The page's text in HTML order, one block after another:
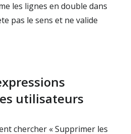
les lignes en double dans
pas le sens et ne valide
utilisateurs
chercher « Supprimer les